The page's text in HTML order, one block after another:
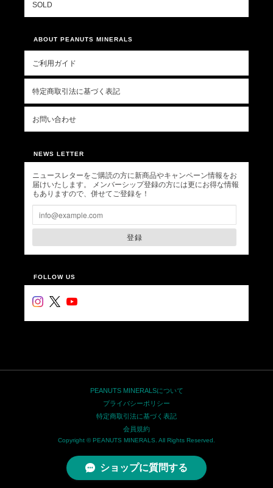
SOLD
ABOUT PEANUTS MINERALS
ご利用ガイド
特定商取引法に基づく表記
お問い合わせ
NEWS LETTER
ニュースレターをご購読の方に新商品やキャンペーン情報をお
届けいたします。 メンバーシップ登録の方には更にお得な情報
もありますので、併せてご登録を！
登録
FOLLOW US
PEANUTS MINERALSについて
プライバシーポリシー
特定商取引法に基づく表記
会員規約
Copyright © PEANUTS MINERALS. All Rights Reserved.
ショップに質問する